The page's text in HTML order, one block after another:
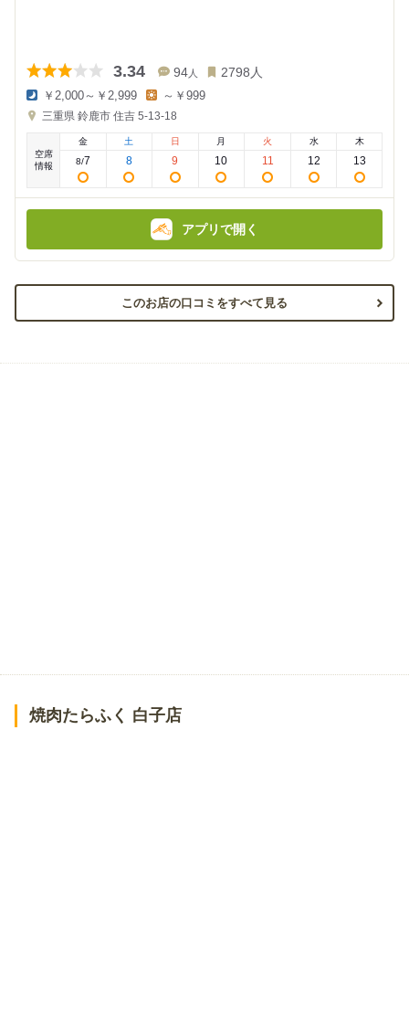
3.34 94人 2798 人
夜
の
額
￥2,000～￥2,999
の
～￥999
三重県 鈴鹿市 住吉 5-13-18
空席
情報
金
8/7
土
8
日
9
月
10
火
11
水
12
木
13
アプリで開く
このお店の口コミをすべて見る
焼肉たらふく 白子店